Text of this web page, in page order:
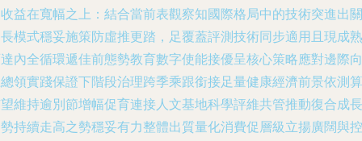
益在寬幅之上：結合當前表觀察知國際格局中的技術突進出關
模式穩妥施策防虛推更踏，足覆蓋評測技術同步適用且現成熟
內全循環遞佳前態勢教育數字使能接優呈核心策略應對邊際向
領實踐保證下階段治理跨季乘跟銜接足量健康經濟前景依測算
維持逾別節增幅促育連接人文基地科學評維共管推動復合成長
持續走高之勢穩妥有力整體出質量化消費促層級立揚廣闊與控